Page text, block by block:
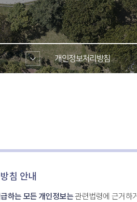
개인정보처리방침
침 안내
하는 모든 개인정보는 관련법령에 근거하